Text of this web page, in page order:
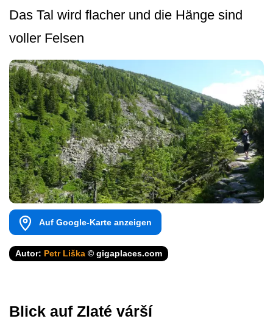
Das Tal wird flacher und die Hänge sind
voller Felsen
Auf Google-Karte anzeigen
Autor: Petr Liška © gigaplaces.com
Blick auf Zlaté várší